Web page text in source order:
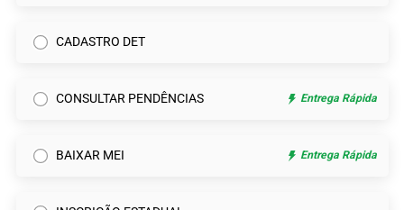
CADASTRO DET
CONSULTAR PENDÊNCIAS Entrega Rápida
BAIXAR MEI Entrega Rápida